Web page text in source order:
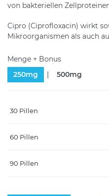
von bakteriellen
Cipro (Ciprofloxacin) wirkt
Mikroorganismen als auch
Menge + Bonus
250mg
500mg
30 Pillen
60 Pillen
90 Pillen